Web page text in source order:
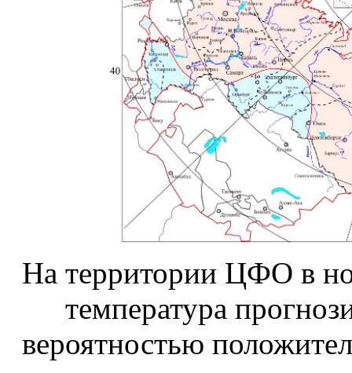
На территории ЦФО в
температура
вероятностью